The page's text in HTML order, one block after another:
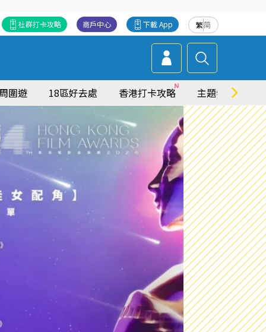
繁简
下載 App
商戶中心
社群打卡攻略
圍遊 18區好去處 香港打卡攻略 主題特集